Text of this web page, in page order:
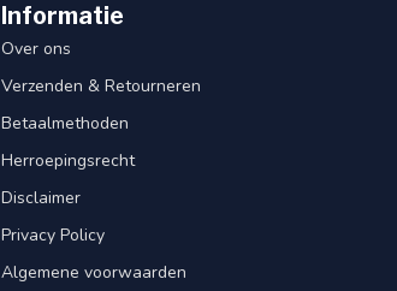
Informatie
Over ons
Verzenden & Retourneren
Betaalmethoden
Herroepingsrecht
Disclaimer
Privacy Policy
Algemene voorwaarden